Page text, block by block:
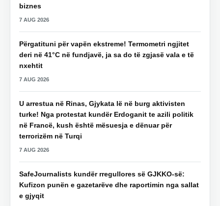
biznes
7 AUG 2026
Përgatituni për vapën ekstreme! Termometri ngjitet
deri në 41°C në fundjavë, ja sa do të zgjasë vala e të
nxehtit
7 AUG 2026
U arrestua në Rinas, Gjykata lë në burg aktivisten
turke! Nga protestat kundër Erdoganit te azili politik
në Francë, kush është mësuesja e dënuar për
terrorizëm në Turqi
7 AUG 2026
SafeJournalists kundër rregullores së GJKKO-së:
Kufizon punën e gazetarëve dhe raportimin nga sallat
e gjyqit